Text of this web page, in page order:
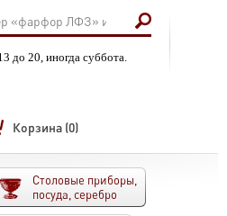
до 20, иногда суббота.
Корзина (0)
Столовые приборы,
посуда, серебро